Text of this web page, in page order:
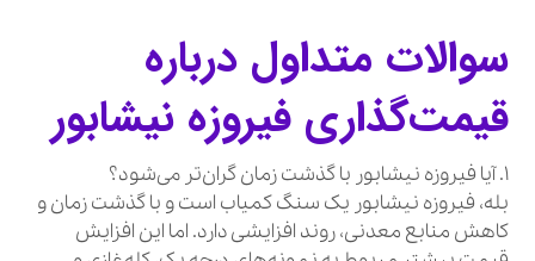
سوالات متداول درباره
قیمت‌گذاری فیروزه نیشابور
۱. آیا فیروزه نیشابور با گذشت زمان گران‌تر می‌شود؟
بله، فیروزه نیشابور یک سنگ کمیاب است و با گذشت زمان و
کاهش منابع معدنی، روند افزایشی دارد. اما این افزایش